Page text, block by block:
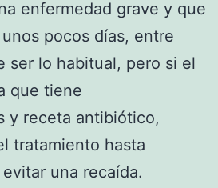
enfermedad grave y que
pocos días, entre
ser lo habitual, pero si el
que tiene
y receta antibiótico,
tratamiento hasta
una recaída.